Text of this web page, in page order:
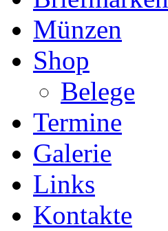
Münzen
Shop
Belege
Termine
Galerie
Links
Kontakte